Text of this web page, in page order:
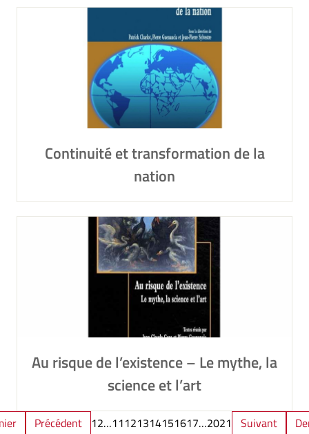
Continuité et transformation de la
nation
Au risque de l’existence – Le mythe, la
science et l’art
Précédent 12…11121314151617…2021 Suivant